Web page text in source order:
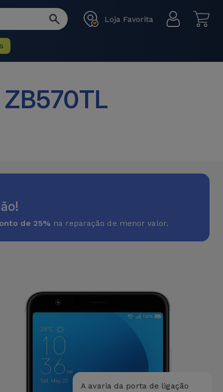
Loja Favorita
de 25% na reparação de menor valor.
A avaria da porta de ligação